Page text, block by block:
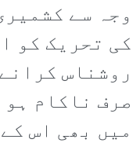
وجہ سے
کی تحریک کو
روشناس
صرف ناکام
میں بھی اس